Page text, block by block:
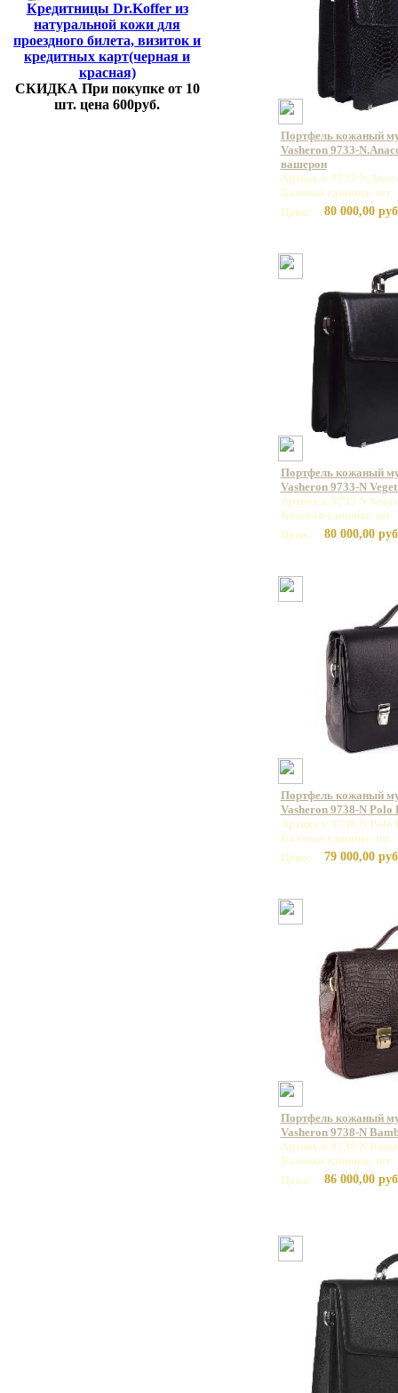
Кредитницы Dr.Koffer из
натуральной кожи для
проездного билета, визиток и
кредитных карт(черная и
красная)
СКИДКА При покупке от 10
шт. цена 600руб.
Портфель кожаный
Vasheron 9733-
вашерон
Артикул: 9733
Базовая единица: шт
Цена:
80 000,00
Портфель кожаный
Vasheron 9733-N
Артикул: 9733 N
Базовая единица: шт
Цена:
80 000,00
Портфель кожаный
Vasheron 9738-N
Артикул: 9738 N Polo
Базовая единица: шт
Цена:
79 000,00
Портфель кожаный
Vasheron 9738-N
Артикул: 9738 N
Базовая единица: шт
Цена:
86 000,00